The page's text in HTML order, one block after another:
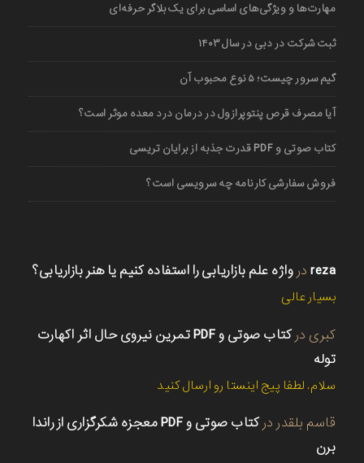
مهارت‌ها و ویژگی‌های اساسی برای یک بلاگر حرفه‌ای
ثبت شرکت در دبی در سال ۱۴۰۳
گیم سرور چیست؛ ۵ نوع محبوب آن
آیا مصرف قرص پنتوپرازول در درمان درد معده موثر است؟
کتاب صوتی و PDF قدرت جذبه از برایان تریسی
فروش سفارشی کارنامه چه سرویسی است؟
reza در واژه علم بازاریابی را استفاده کنیم یا هنر بازاریابی؟
بسیار عالی
کبری در
کتاب صوتی و PDF تمرین نیروی حال اثر اکهارت
توله
سلام. لطفا پیج اینستا رو ارسال کنید
قاسم بلقدر در
کتاب صوتی و PDF معجزه شکرگزاری از راندا
برن